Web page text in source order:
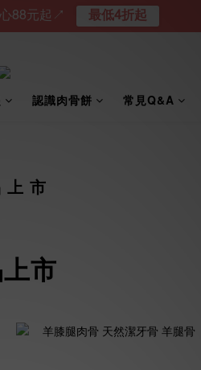
認識肉骨餅 常見Q&A
上 市
市
88元起↗︎ 最低4折起